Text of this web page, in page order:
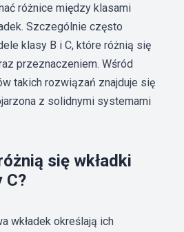
różnice między klasami
Szczególnie często
klasy B i C, które różnią się
przeznaczeniem. Wśród
takich rozwiązań znajduje się
z solidnymi systemami
się wkładki
C?
wkładek określają ich